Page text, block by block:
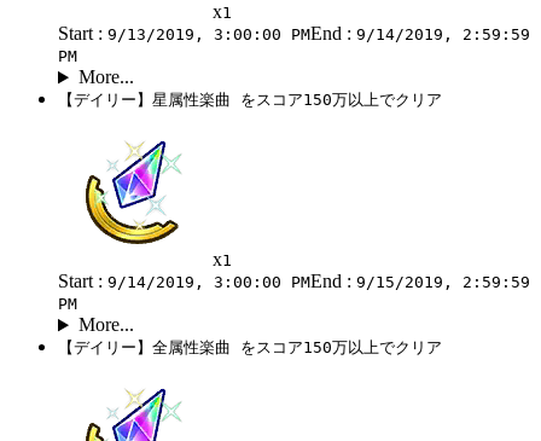
x1
Start : 9/13/2019, 3:00:00 PMEnd : 9/14/2019, 2:59:59
PM
More...
【デイリー】星属性楽曲 をスコア150万以上でクリア
x1
Start : 9/14/2019, 3:00:00 PMEnd : 9/15/2019, 2:59:59
PM
More...
【デイリー】全属性楽曲 をスコア150万以上でクリア